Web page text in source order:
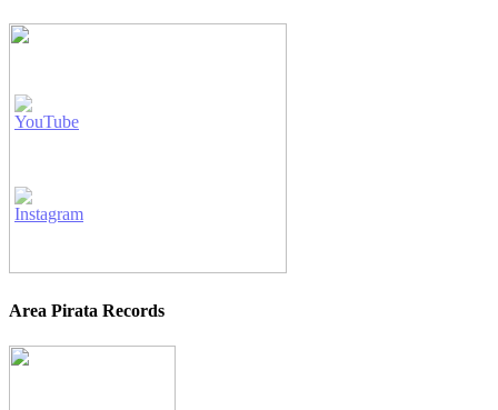
Area Pirata Records